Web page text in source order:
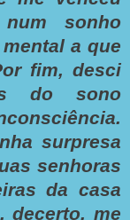
num sonho
a que
fim, desci
do sono
surpresa
senhoras
da casa
decerto, me